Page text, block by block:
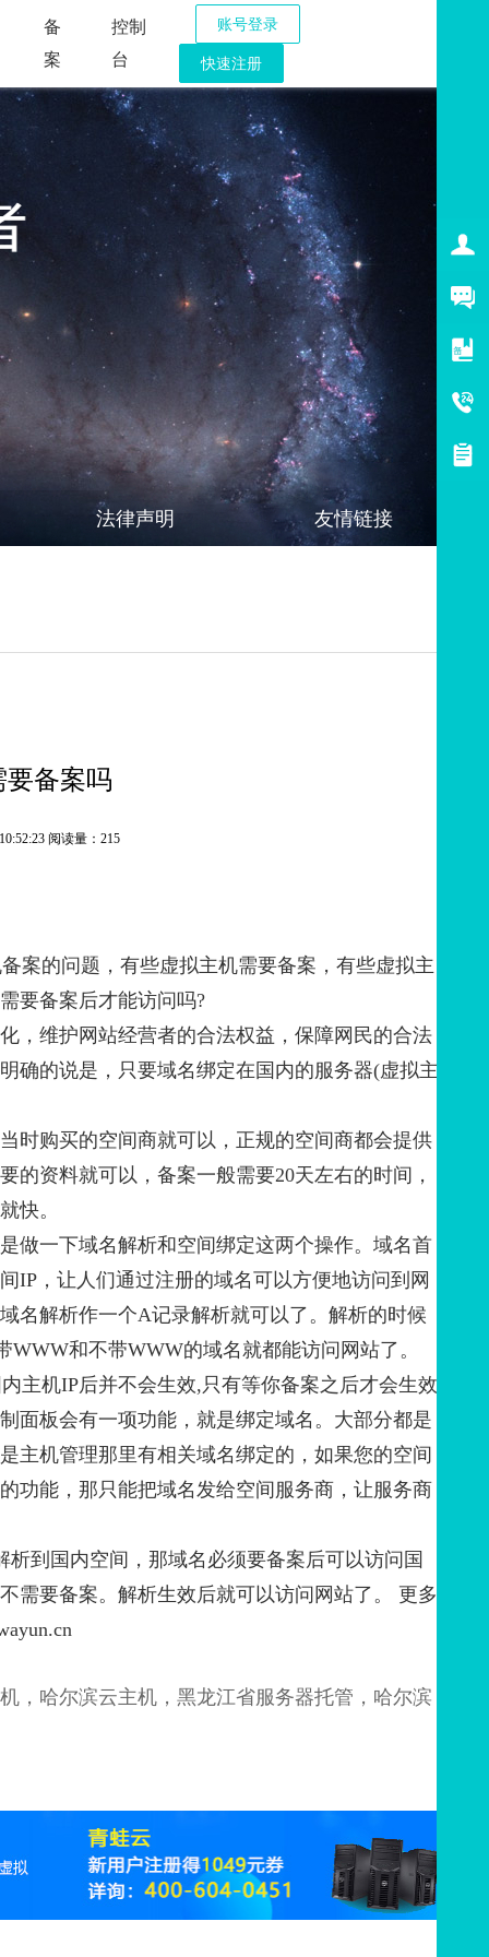
备
案
控制
台
账号登录
快速注册
法律声明 友情链接
备案吗
阅读量：215
的问题，有些虚拟主机需要备案，有些虚拟主
要备案后才能访问吗?
，维护网站经营者的合法权益，保障网民的合法
确的说是，只要域名绑定在国内的服务器(虚拟主
购买的空间商就可以，正规的空间商都会提供
的资料就可以，备案一般需要20天左右的时间，
快。
做一下域名解析和空间绑定这两个操作。域名首
IP，让人们通过注册的域名可以方便地访问到网
名解析作一个A记录解析就可以了。解析的时候
和不带WWW的域名就都能访问网站了。
机IP后并不会生效,只有等你备案之后才会生效
面板会有一项功能，就是绑定域名。大部分都是
主机管理那里有相关域名绑定的，如果您的空间
功能，那只能把域名发给空间服务商，让服务商
到国内空间，那域名必须要备案后可以访问国
需要备案。解析生效后就可以访问网站了。 更多
，哈尔滨云主机，黑龙江省服务器托管，哈尔滨